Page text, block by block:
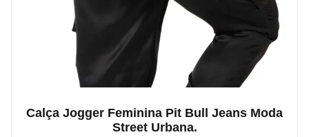
Calça Jogger Feminina Pit Bull Jeans Moda
Street Urbana.